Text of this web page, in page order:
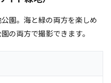
園。海と緑の両方を楽しめ
の両方で撮影できます。